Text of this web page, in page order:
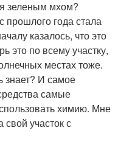
зеленым мхом?
года стала
казалось, что это
это по всему участку,
местах тоже.
знает? И самое
самые
химию. Мне
свой участок с